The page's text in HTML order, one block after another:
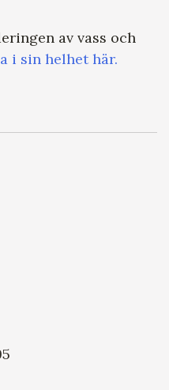
av vass och
i sin helhet här.